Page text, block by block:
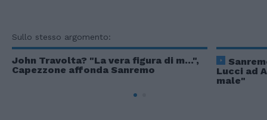
Sullo stesso argomento:
John Travolta? "La vera figura di m...",
Capezzone affonda Sanremo
Lucci ad
male"